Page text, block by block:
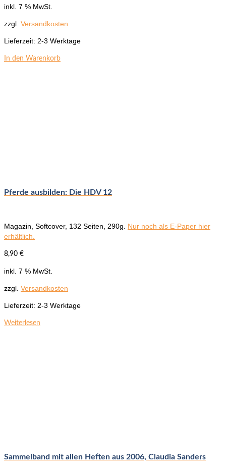
inkl. 7 % MwSt.
zzgl. Versandkosten
Lieferzeit: 2-3 Werktage
In den Warenkorb
Pferde ausbilden: Die HDV 12
Magazin, Softcover, 132 Seiten, 290g. Nur noch als E-Paper hier
erhältlich.
8,90 €
inkl. 7 % MwSt.
zzgl. Versandkosten
Lieferzeit: 2-3 Werktage
Weiterlesen
Sammelband mit allen Heften aus 2006, Claudia Sanders